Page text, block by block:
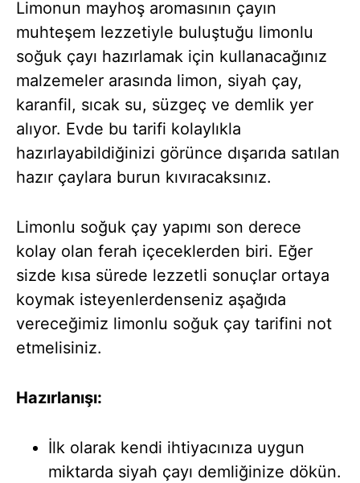
Limonun mayhoş aromasının çayın
muhteşem lezzetiyle buluştuğu limonlu
soğuk çayı hazırlamak için kullanacağınız
malzemeler arasında limon, siyah çay,
karanfil, sıcak su, süzgeç ve demlik yer
alıyor. Evde bu tarifi kolaylıkla
hazırlayabildiğinizi görünce dışarıda satılan
hazır çaylara burun kıvıracaksınız.
Limonlu soğuk çay yapımı son derece
kolay olan ferah içeceklerden biri. Eğer
sizde kısa sürede lezzetli sonuçlar ortaya
koymak isteyenlerdenseniz aşağıda
vereceğimiz limonlu soğuk çay tarifini not
etmelisiniz.
Hazırlanışı:
İlk olarak kendi ihtiyacınıza uygun
miktarda siyah çayı demliğinize dökün.